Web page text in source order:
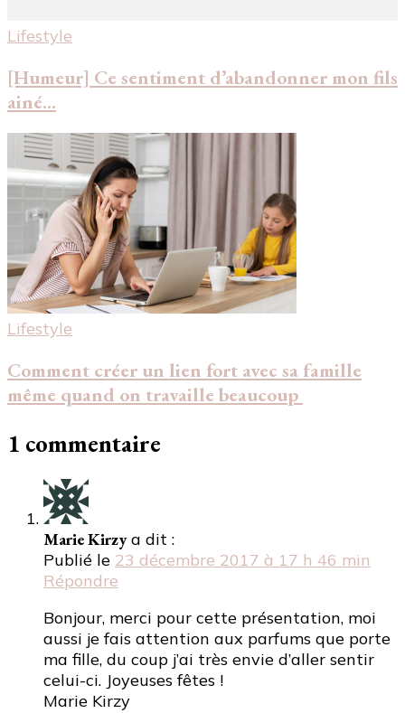
Lifestyle
[Humeur] Ce sentiment d’abandonner mon fils
ainé…
Lifestyle
Comment créer un lien fort avec sa famille
même quand on travaille beaucoup
1 commentaire
Marie Kirzy a dit :
Publié le 23 décembre 2017 à 17 h 46 min
Répondre
Bonjour, merci pour cette présentation, moi
aussi je fais attention aux parfums que porte
ma fille, du coup j’ai très envie d’aller sentir
celui-ci. Joyeuses fêtes !
Marie Kirzy